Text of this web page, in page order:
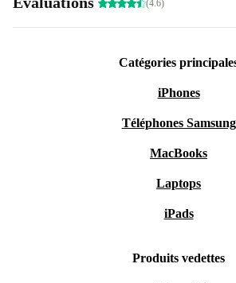
(4.6)
Catégories
iPhones
Téléphones Samsung
MacBooks
Laptops
iPads
Produits vedettes